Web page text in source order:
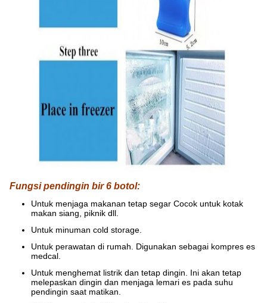
Fungsi pendingin bir 6 botol:
Untuk menjaga makanan tetap segar Cocok untuk kotak
makan siang, piknik dll.
Untuk minuman cold storage.
Untuk perawatan di rumah. Digunakan sebagai kompres es
medcal.
Untuk menghemat listrik dan tetap dingin. Ini akan tetap
melepaskan dingin dan menjaga lemari es pada suhu
pendingin saat matikan.